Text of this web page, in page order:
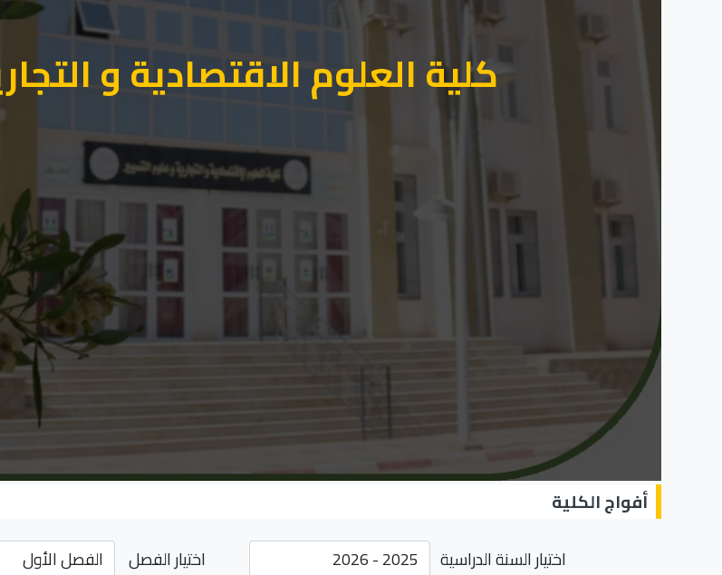
كلية العلوم الاقتصادية و
أفواج الكلية
اختيار السنة الدراسية اختيار الفصل